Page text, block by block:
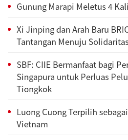
Gunung Marapi Meletus 4
Xi Jinping dan Arah Baru
Tantangan Menuju
SBF: CIIE Bermanfaat bagi
Singapura untuk Perluas
Tiongkok
Luong Cuong Terpilih
Vietnam